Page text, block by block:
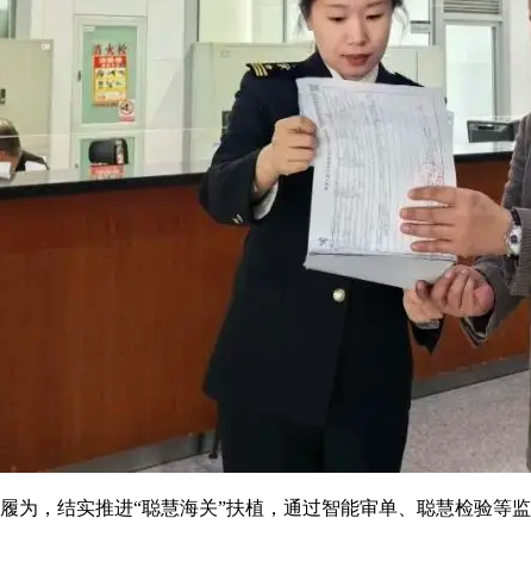
，结实推进“聪慧海关”扶植，通过智能审单、聪慧检验等